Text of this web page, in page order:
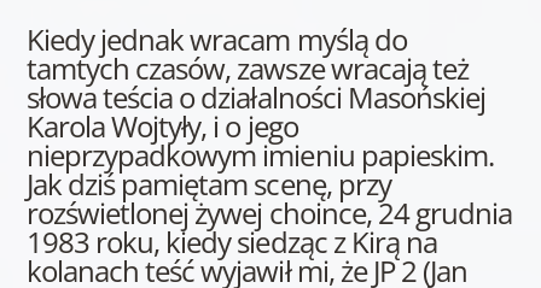
Kiedy jednak wracam myślą do
tamtych czasów, zawsze wracają też
słowa teścia o działalności Masońskiej
Karola Wojtyły, i o jego
nieprzypadkowym imieniu papieskim.
Jak dziś pamiętam scenę, przy
rozświetlonej żywej choince, 24 grudnia
1983 roku, kiedy siedząc z Kirą na
kolanach teść wyjawił mi, że JP 2 (Jan